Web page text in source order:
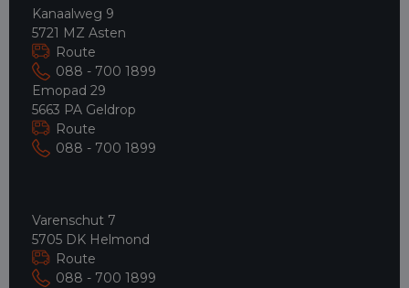
Kanaalweg 9
5721 MZ Asten
Route
088 - 700 1899
Emopad 29
5663 PA Geldrop
Route
088 - 700 1899
Varenschut 7
5705 DK Helmond
Route
088 - 700 1899